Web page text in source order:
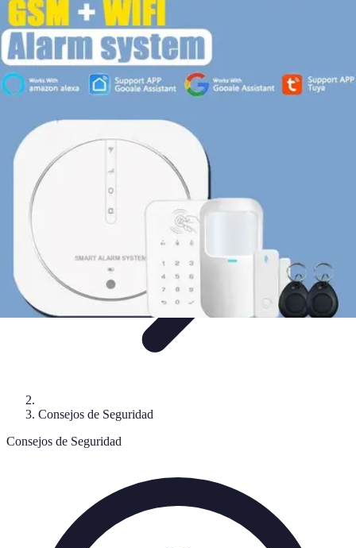
Urgencia Alarma
Consejos y MantenimientoGuías y Tutoriales
SeguridadGuía de CompraGuías de Compra
Urgencia Alarma
Consejos de Seguridad
Consejos de Seguridad